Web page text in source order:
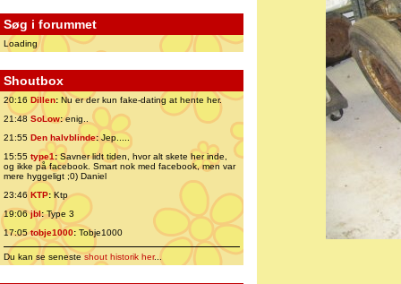
Søg i forummet
Loading
Shoutbox
20:16 Dillen: Nu er der kun fake-dating at hente her.
21:48 SoLow:enig..
21:55 Den halvblinde:Jep.....
15:55 type1:Savner lidt tiden, hvor alt skete her inde,
og ikke på facebook. Smart nok med facebook, men var
mere hyggeligt ;0) Daniel
23:46 KTP:Ktp
19:06jbl:Type 3
17:05tobje1000: Tobje1000
Du kan se senesteshout historik her...